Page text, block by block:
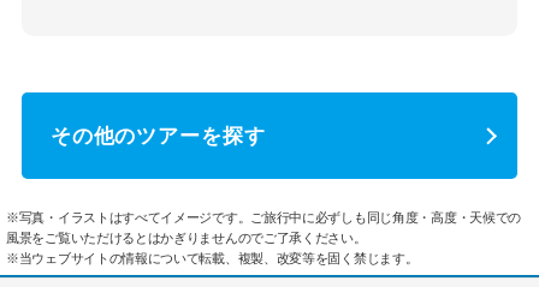
その他のツアーを探す
※写真・イラストはすべてイメージです。ご旅行中に必ずしも同じ角度・高度・天候での
風景をご覧いただけるとはかぎりませんのでご了承ください。
※当ウェブサイトの情報について転載、複製、改変等を固く禁じます。